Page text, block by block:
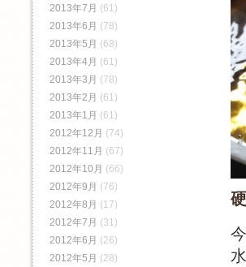
2013年7月 (61)
2013年6月 (78)
2013年5月 (68)
2013年4月 (61)
2013年3月 (78)
2013年2月 (61)
2013年1月 (61)
2012年12月 (74)
2012年11月 (67)
2012年10月 (66)
2012年9月 (76)
2012年8月 (17)
2012年7月 (31)
2012年6月 (26)
2012年5月 (28)